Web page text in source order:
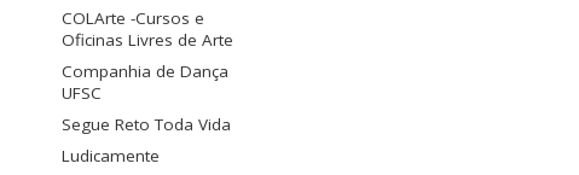
COLArte -Cursos e
Oficinas Livres de Arte
Companhia de Dança
UFSC
Segue Reto Toda Vida
Ludicamente